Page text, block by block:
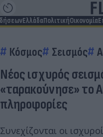
ΕλλάδαΠολιτικήΟικονομία
Κόσμος Σεισμός
Νέος ισχυρός
«ταρακούνησε» το
πληροφορίες
Συνεχίζονται οι